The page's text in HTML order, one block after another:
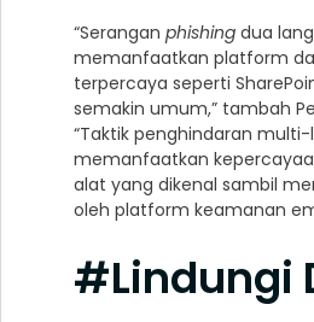
“Serangan phishing dua
memanfaatkan platform
terpercaya seperti
semakin umum,” tambah
“Taktik penghindaran multi-
memanfaatkan
alat yang dikenal sambil
oleh platform keamanan
#Lindungi